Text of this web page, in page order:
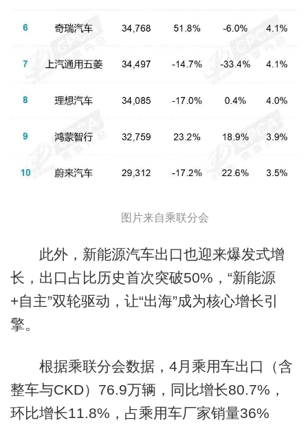
图片来自乘联分会
此外，新能源汽车出口也迎来爆发式增
长，出口占比历史首次突破50%，“新能源
+自主”双轮驱动，让“出海”成为核心增长引
擎。
根据乘联分会数据，4月乘用车出口（含
整车与CKD）76.9万辆，同比增长80.7%，
环比增长11.8%，占乘用车厂家销量36%